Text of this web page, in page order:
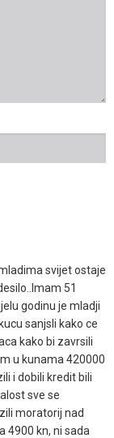
svijet ostaje
51
godinu je mladji
sanjsli kako ce
kako bi zavrsili
u kunama 420000
i dobili kredit bili
sve se
moratorij nad
4900 kn, ni sada